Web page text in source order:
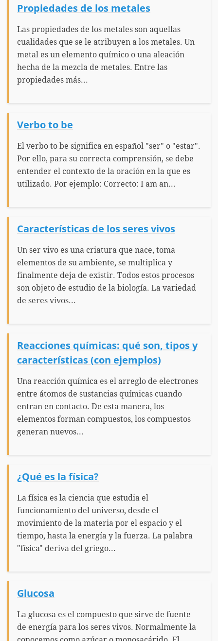
Propiedades de los metales
Las propiedades de los metales son aquellas
cualidades que se le atribuyen a los metales. Un
metal es un elemento químico o una aleación
hecha de la mezcla de metales. Entre las
propiedades más...
Verbo to be
El verbo to be significa en español "ser" o "estar".
Por ello, para su correcta comprensión, se debe
entender el contexto de la oración en la que es
utilizado. Por ejemplo: Correcto: I am an...
Características de los seres vivos
Un ser vivo es una criatura que nace, toma
elementos de su ambiente, se multiplica y
finalmente deja de existir. Todos estos procesos
son objeto de estudio de la biología. La variedad
de seres vivos...
Reacciones químicas: qué son, tipos y
características (con ejemplos)
Una reacción química es el arreglo de electrones
entre átomos de sustancias químicas cuando
entran en contacto. De esta manera, los
elementos forman compuestos, los compuestos
generan nuevos...
¿Qué es la física?
La física es la ciencia que estudia el
funcionamiento del universo, desde el
movimiento de la materia por el espacio y el
tiempo, hasta la energía y la fuerza. La palabra
"física" deriva del griego...
Glucosa
La glucosa es el compuesto que sirve de fuente
de energía para los seres vivos. Normalmente la